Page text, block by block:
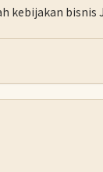
kebijakan bisnis